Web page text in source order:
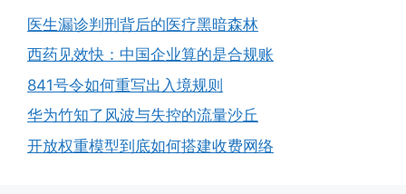
医生漏诊判刑背后的医疗黑暗森林
西药见效快：中国企业算的是合规账
841号令如何重写出入境规则
华为竹知了风波与失控的流量沙丘
开放权重模型到底如何搭建收费网络